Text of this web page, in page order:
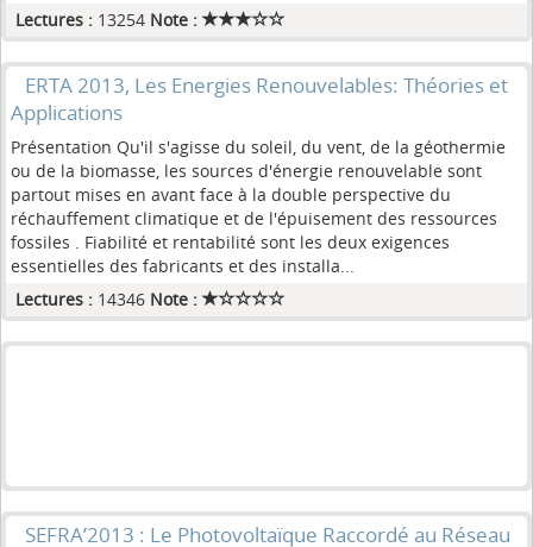
Lectures : 13254 Note :
ERTA 2013, Les Energies Renouvelables: Théories et
Applications
Présentation Qu'il s'agisse du soleil, du vent, de la géothermie
ou de la biomasse, les sources d'énergie renouvelable sont
partout mises en avant face à la double perspective du
réchauffement climatique et de l'épuisement des ressources
fossiles . Fiabilité et rentabilité sont les deux exigences
essentielles des fabricants et des installa...
Lectures : 14346 Note :
SEFRA’2013 : Le Photovoltaïque Raccordé au Réseau